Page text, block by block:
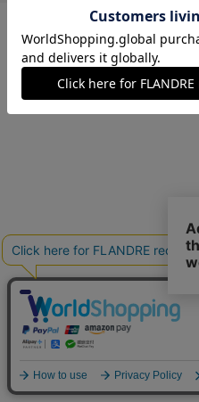
在庫あり
09(9号) 在庫あり